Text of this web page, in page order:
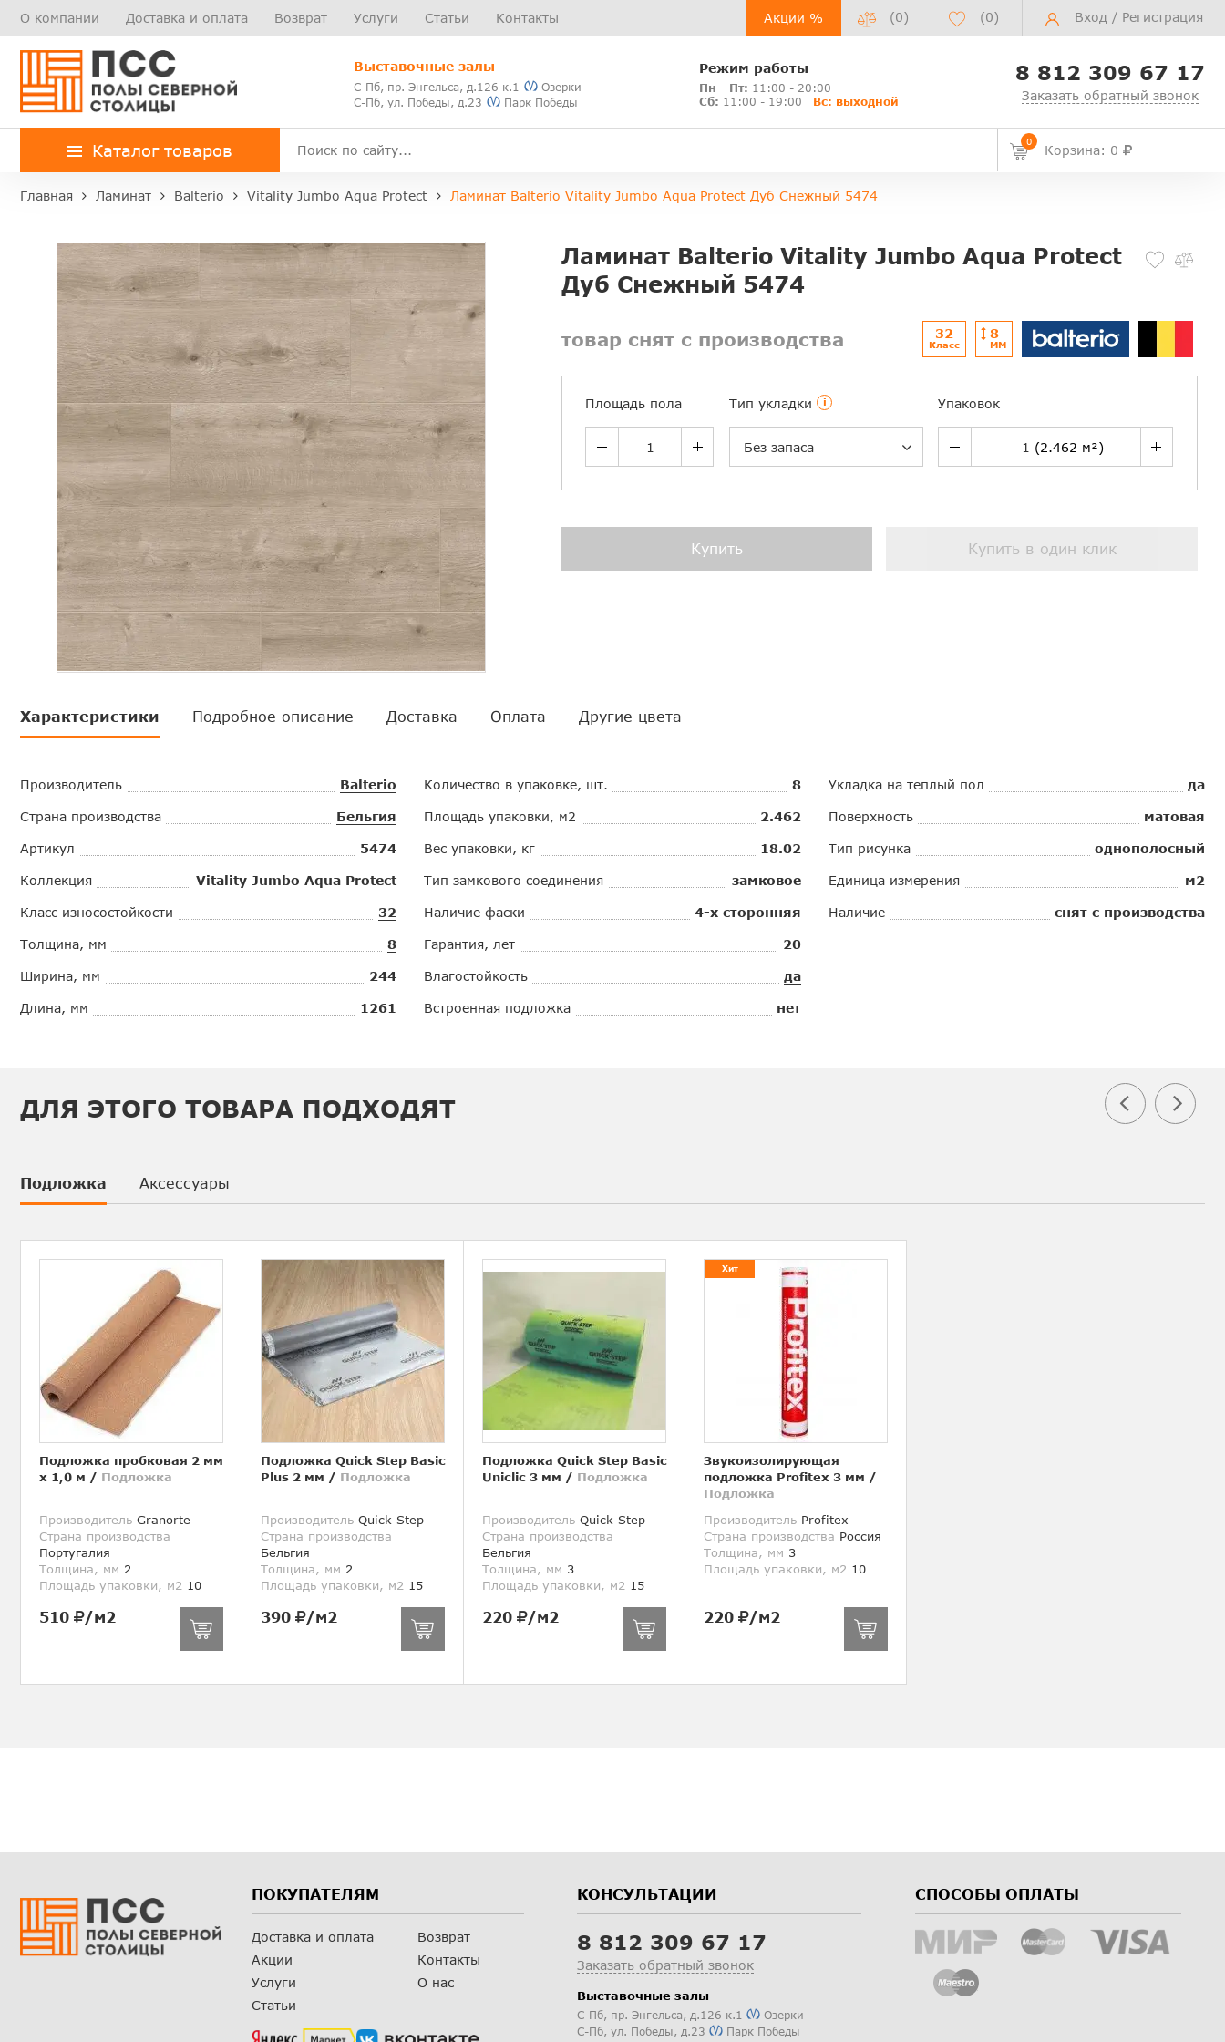
О компании Доставка и оплата Возврат Услуги Статьи Контакты Акции % (0) (0) Вход / Регистрация
Выставочные залы
С-Пб, пр. Энгельса, д.126 к.1
Озерки
С-Пб, ул. Победы, д.23
Парк Победы
Режим работы
Пн - Пт: 11:00 - 20:00
Сб: 11:00 - 19:00 Вс: выходной
8 812 309 67 17
Заказать обратный звонок
Каталог товаров 0
Корзина: 0
Главная Ламинат Balterio Vitality Jumbo Aqua Protect Ламинат Balterio Vitality Jumbo Aqua Protect Дуб Снежный 5474
Ламинат Balterio Vitality Jumbo Aqua Protect
Дуб Снежный 5474
товар снят с производства 32
Класс
8
ММ
Площадь пола Тип укладки i
Без запаса
Упаковок
Купить Купить в один клик
Характеристики Подробное описание Доставка Оплата Другие цвета
Производитель Balterio
Страна производства Бельгия
Артикул 5474
Коллекция Vitality Jumbo Aqua Protect
Класс износостойкости 32
Толщина, мм 8
Ширина, мм 244
Длина, мм 1261
Количество в упаковке, шт. 8
Площадь упаковки, м2 2.462
Вес упаковки, кг 18.02
Тип замкового соединения замковое
Наличие фаски 4-х сторонняя
Гарантия, лет 20
Влагостойкость да
Встроенная подложка нет
Укладка на теплый пол да
Поверхность матовая
Тип рисунка однополосный
Единица измерения м2
Наличие снят с производства
ДЛЯ ЭТОГО ТОВАРА ПОДХОДЯТ
Подложка Аксессуары
Подложка пробковая 2 мм
х 1,0 м / Подложка
Производитель Granorte
Страна производства
Португалия
Толщина, мм 2
Площадь упаковки, м2 10
510 /м2
Подложка Quick Step Basic
Plus 2 мм / Подложка
Производитель Quick Step
Страна производства
Бельгия
Толщина, мм 2
Площадь упаковки, м2 15
390 /м2
Подложка Quick Step Basic
Uniclic 3 мм / Подложка
Производитель Quick Step
Страна производства
Бельгия
Толщина, мм 3
Площадь упаковки, м2 15
220 /м2
Хит
Звукоизолирующая
подложка Profitex 3 мм /
Подложка
Производитель Profitex
Страна производства Россия
Толщина, мм 3
Площадь упаковки, м2 10
220 /м2
ПОКУПАТЕЛЯМ
Доставка и оплата
Акции
Услуги
Статьи
Возврат
Контакты
О нас
КОНСУЛЬТАЦИИ
8 812 309 67 17
Заказать обратный звонок
Выставочные залы
С-Пб, пр. Энгельса, д.126 к.1
Озерки
С-Пб, ул. Победы, д.23 Парк Победы
СПОСОБЫ ОПЛАТЫ